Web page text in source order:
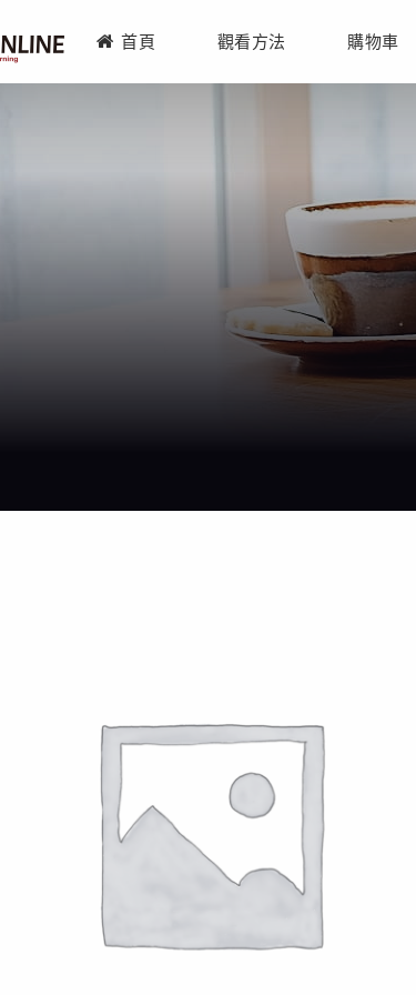
首頁 觀看方法 購物車